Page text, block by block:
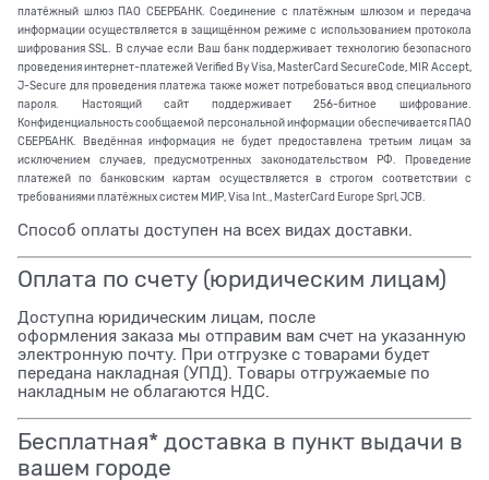
платёжный шлюз ПАО СБЕРБАНК. Соединение с платёжным шлюзом и передача
информации осуществляется в защищённом режиме с использованием протокола
шифрования SSL. В случае если Ваш банк поддерживает технологию безопасного
проведения интернет-платежей Verified By Visa, MasterCard SecureCode, MIR Accept,
J-Secure для проведения платежа также может потребоваться ввод специального
пароля. Настоящий сайт поддерживает 256-битное шифрование.
Конфиденциальность сообщаемой персональной информации обеспечивается ПАО
СБЕРБАНК. Введённая информация не будет предоставлена третьим лицам за
исключением случаев, предусмотренных законодательством РФ. Проведение
платежей по банковским картам осуществляется в строгом соответствии с
требованиями платёжных систем МИР, Visa Int., MasterCard Europe Sprl, JCB.
Способ оплаты доступен на всех видах доставки.
Оплата по счету (юридическим лицам)
Доступна юридическим лицам, после
оформления заказа мы отправим вам счет на указанную
электронную почту. При отгрузке с товарами будет
передана накладная (УПД). Товары отгружаемые по
накладным не облагаются НДС.
Бесплатная* доставка в пункт выдачи в
вашем городе